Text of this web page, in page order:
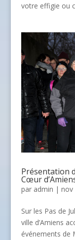
votre effigie ou
Présentation
Cœur
par admin | nov
Sur les Pas de
ville d’Amiens
événements de